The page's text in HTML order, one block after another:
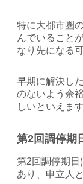
特に大都市圏
んでいること
なり先になる
早期に解決し
のないよう余
しいといえます
第2回調停期
第2回調停期日
あり、申立人